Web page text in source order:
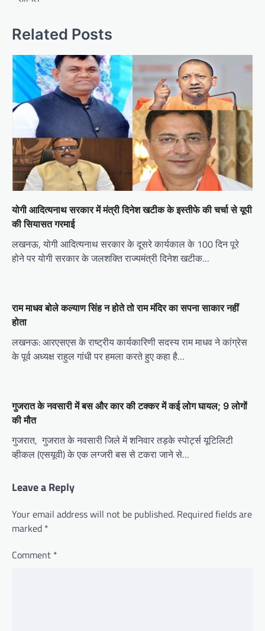
v
i
g
a
t
o
n
Related Posts
योगी आद‍ित्‍यनाथ सरकार में मंत्री द‍िनेश खटीक के इस्‍तीफे की चर्चा से यूपी
की स‍ियासत गरमाई
लखनऊ, योगी आद‍ित्‍यनाथ सरकार के दूसरे कार्यकाल के 100 द‍िन पूरे
होने पर योगी सरकार के जलशक्ति राज्यमंत्री दिनेश खटीक…
राम माधव बोले कल्याण सिंह न होते तो राम मंदिर का सपना साकार नहीं
होता
लखनऊ: आरएसएस के राष्ट्रीय कार्यकारिणी सदस्य राम माधव ने कांग्रेस
के पूर्व अध्यक्ष राहुल गांधी पर हमला करते हुए कहा है…
गुजरात के नवसारी में बस और कार की टक्कर में कई लोग घायल; 9 लोगों
की मौत
गुजरात, गुजरात के नवसारी जिले में शनिवार तड़के स्पोर्ट्स यूटिलिटी
व्हीकल (एसयूवी) के एक लग्जरी बस से टकरा जाने से…
Leave a Reply
Your email address will not be published. Required fields are
marked *
Comment *